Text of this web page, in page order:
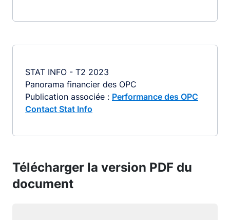
STAT INFO - T2 2023
Panorama financier des OPC
Publication associée : Performance des OPC
Contact Stat Info
Télécharger la version PDF du
document